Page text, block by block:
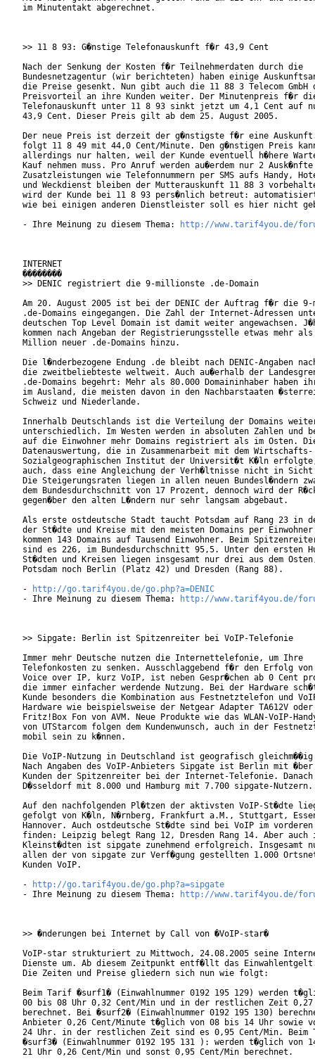
im Minutentakt abgerechnet.
>> 11 8 93: G�nstige Telefonauskunft f�r 43,9 Cent
Nach der Senkung der Kosten f�r Teilnehmerdaten durch die
Bundesnetzagentur (wir berichteten) haben einige
die Preise gesenkt. Nun gibt auch die 11 88 3 Telecom GmbH
Preisvorteil an ihre Kunden weiter. Der Minutenpreis f�r
Telefonauskunft unter 11 8 93 sinkt jetzt um 4,1 Cent auf
43,9 Cent. Dieser Preis gilt ab dem 25. August 2005.
Der neue Preis ist derzeit der g�nstigste f�r eine Auskunft.
folgt 11 8 49 mit 44,0 Cent/Minute. Den g�nstigen Preis
allerdings nur halten, weil der Kunde eventuell h�here
Kauf nehmen muss. Pro Anruf werden au�erdem nur 2
Zusatzleistungen wie Telefonnummern per SMS aufs Handy,
und Weckdienst bleiben der Mutterauskunft 11 88 3
wird der Kunde bei 11 8 93 pers�nlich betreut:
wie bei einigen anderen Dienstleister soll es hier nicht
- Ihre Meinung zu diesem Thema:
http://www.tarif4you.de/
INTERNET
��������
>> DENIC registriert die 9-millionste .de-Domain
Am 20. August 2005 ist bei der DENIC der Auftrag f�r die
.de-Domains eingegangen. Die Zahl der Internet-Adressen
deutschen Top Level Domain ist damit weiter angewachsen.
kommen nach Angeban der Registrierungsstelle etwas mehr
Million neuer .de-Domains hinzu.
Die l�nderbezogene Endung .de bleibt nach DENIC-Angaben
die zweitbeliebteste weltweit. Auch au�erhalb der
.de-Domains begehrt: Mehr als 80.000 Domaininhaber haben
im Ausland, die meisten davon in den Nachbarstaaten
Schweiz und Niederlande.
Innerhalb Deutschlands ist die Verteilung der Domains
unterschiedlich. Im Westen werden in absoluten Zahlen und
auf die Einwohner mehr Domains registriert als im Osten.
Datenauswertung, die in Zusammenarbeit mit dem Wirtschafts-
Sozialgeographischen Institut der Universit�t K�ln
auch, dass eine Angleichung der Verh�ltnisse nicht in
Die Steigerungsraten liegen in allen neuen Bundesl�ndern
dem Bundesdurchschnitt von 17 Prozent, dennoch wird der
gegen�ber den alten L�ndern nur sehr langsam
Als erste ostdeutsche Stadt taucht Potsdam auf Rang 23 in
der St�dte und Kreise mit den meisten Domains per
kommen 143 Domains auf Tausend Einwohner. Beim
sind es 226, im Bundesdurchschnitt 95,5. Unter den ersten
St�dten und Kreisen liegen insgesamt nur drei aus dem
Potsdam noch Berlin (Platz 42) und Dresden (Rang 88).
-
http://go.tarif4you.de/go.php?a=DENIC
- Ihre Meinung zu diesem Thema:
http://www.tarif4you.de/
>> Sipgate: Berlin ist Spitzenreiter bei VoIP-Telefonie
Immer mehr Deutsche nutzen die Internettelefonie, um Ihre
Telefonkosten zu senken. Ausschlaggebend f�r den Erfolg von
Voice over IP, kurz VoIP, ist neben Gespr�chen ab 0 Cent
die immer einfacher werdende Nutzung. Bei der Hardware
Kunde besonders die Kombination aus Festnetztelefon und
Hardware wie beispielsweise der Netgear Adapter TA612V
Fritz!Box Fon von AVM. Neue Produkte wie das WLAN-VoIP-
von UTStarcom folgen dem Kundenwunsch, auch in der
mobil sein zu k�nnen.
Die VoIP-Nutzung in Deutschland ist geografisch
Nach Angaben des VoIP-Anbieters Sipgate ist Berlin mit �ber
Kunden der Spitzenreiter bei der Internet-Telefonie.
D�sseldorf mit 8.000 und Hamburg mit 7.700 sipgate-Nutzern.
Auf den nachfolgenden Pl�tzen der aktivsten VoIP-St�dte
gefolgt von K�ln, N�rnberg, Frankfurt a.M., Stuttgart,
Hannover. Auch ostdeutsche St�dte sind bei VoIP im
finden: Leipzig belegt Rang 12, Dresden Rang 14. Aber auch
Kleinst�dten ist sipgate zunehmend erfolgreich. Insgesamt
allen der von sipgate zur Verf�gung gestellten 1.000
Kunden VoIP.
-
http://go.tarif4you.de/go.php?a=sipgate
- Ihre Meinung zu diesem Thema:
http://www.tarif4you.de/
>> �nderungen bei Internet by Call von �VoIP-star�
VoIP-star strukturiert zu Mittwoch, 24.08.2005 seine
Dienste um. Ab diesem Zeitpunkt entf�llt das
Die Zeiten und Preise gliedern sich nun wie folgt:
Beim Tarif �surf1� (Einwahlnummer 0192 195 129) werden
00 bis 08 Uhr 0,32 Cent/Min und in der restlichen Zeit 0,27
berechnet. Bei �surf2� (Einwahlnummer 0192 195 130)
Anbieter 0,26 Cent/Minute t�glich von 08 bis 14 Uhr sowie
24 Uhr. in der restlichen Zeit sind es 0,95 Cent/Min. Beim
�surf3� (Einwahlnummer 0192 195 131 ): werden t�glich von
21 Uhr 0,26 Cent/Min und sonst 0,95 Cent/Min berechnet.